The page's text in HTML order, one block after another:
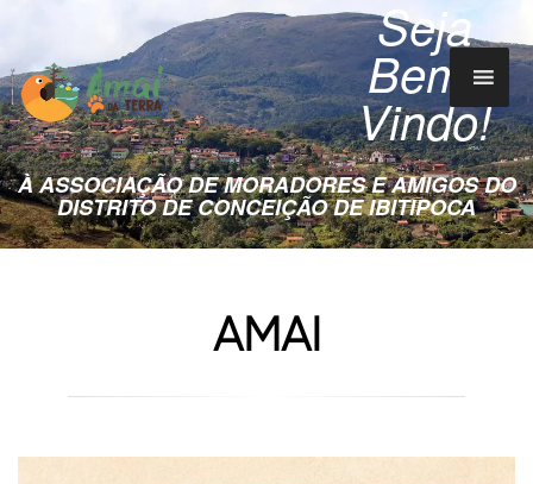
Seja
Bem-
Vindo!
À ASSOCIAÇÃO DE MORADORES E AMIGOS DO
DISTRITO DE CONCEIÇÃO DE IBITIPOCA
AMAI